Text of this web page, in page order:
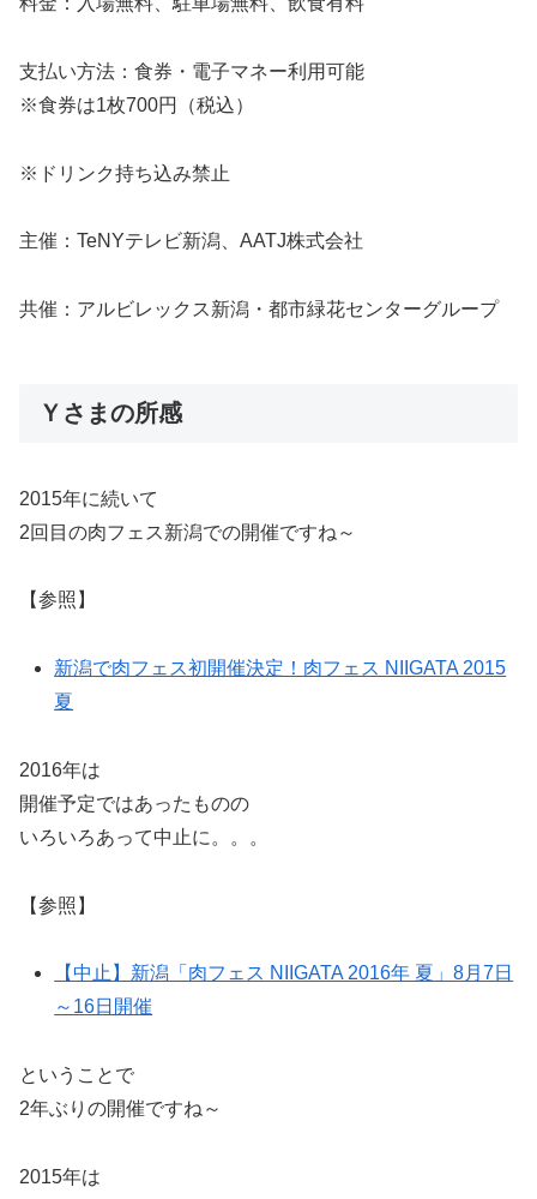
支払い方法：食券・電子マネー利用可能
※食券は1枚700円（税込）
※ドリンク持ち込み禁止
主催：TeNYテレビ新潟、AATJ株式会社
共催：アルビレックス新潟・都市緑花センターグループ
Ｙさまの所感
2015年に続いて
2回目の肉フェス新潟での開催ですね～
【参照】
新潟で肉フェス初開催決定！肉フェス NIIGATA 2015
夏
2016年は
開催予定ではあったものの
いろいろあって中止に。。。
【参照】
【中止】新潟「肉フェス NIIGATA 2016年 夏」8月7日
～16日開催
ということで
2年ぶりの開催ですね～
2015年は